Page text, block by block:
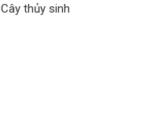
Cây thủy sinh